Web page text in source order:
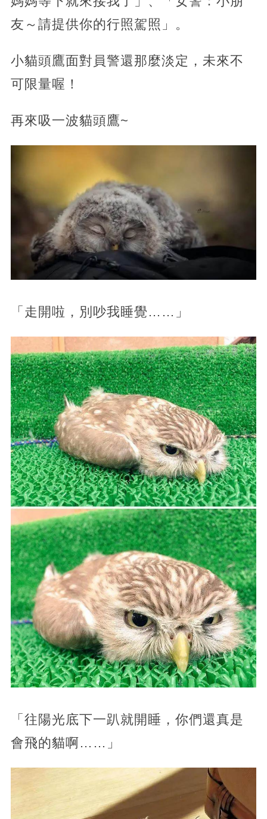
友～請提供你的行照駕照」。
小貓頭鷹面對員警還那麼淡定，未來不
可限量喔！
再來吸一波貓頭鷹~
「走開啦，別吵我睡覺……」
「往陽光底下一趴就開睡，你們還真是
會飛的貓啊……」